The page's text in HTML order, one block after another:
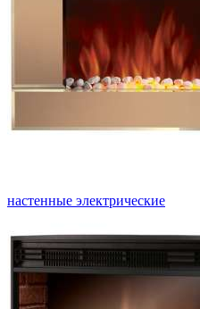
настенные электрические